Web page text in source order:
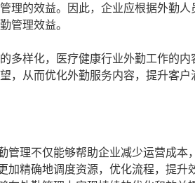
理的效益。因此，企业应根据外勤
管理效益。
多样化，医疗健康行业外勤工作的内
从而优化外勤服务内容，提升客户
理不仅能够帮助企业减少运营成本
精确地调度资源，优化流程，提升